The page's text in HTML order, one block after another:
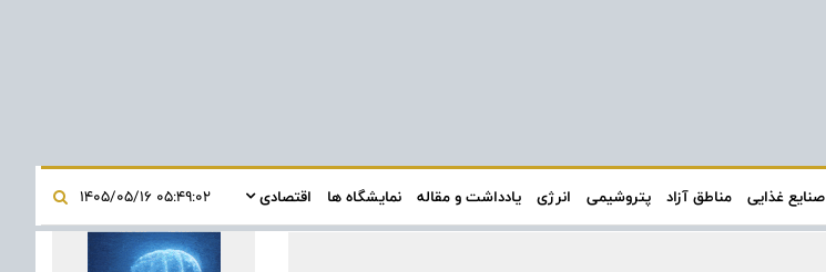
صنایع غذایی مناطق آزاد پتروشیمی انرژی یادداشت و مقاله نمایشگاه ها اقتصادی